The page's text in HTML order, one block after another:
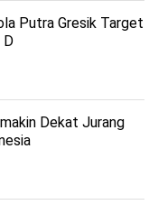
Putra Gresik Target
D
Dekat Jurang